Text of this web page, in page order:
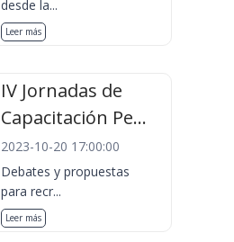
desde la...
Leer más
IV Jornadas de
Capacitación Pe...
2023-10-20 17:00:00
Debates y propuestas
para recr...
Leer más